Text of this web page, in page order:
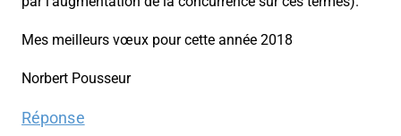
Mes meilleurs vœux pour cette année 2018
Norbert Pousseur
Réponse